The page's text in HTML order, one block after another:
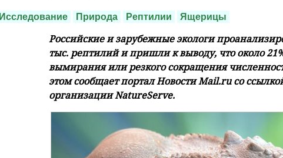
Исследование Природа Рептилии Ящерицы
Российские и зарубежные экологи
тыс. рептилий и пришли к выводу, что около
вымирания или резкого сокращения
этом сообщает портал Новости Mail.ru со
организации NatureServe.